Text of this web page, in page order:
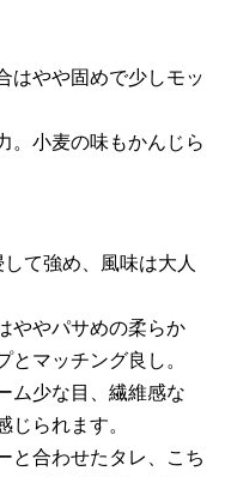
はやや固めで少しモッ
。小麦の味もかんじら
て強め、風味は大人
ややパサめの柔らか
とマッチング良し。
ム少な目、繊維感な
じられます。
と合わせたタレ、こち